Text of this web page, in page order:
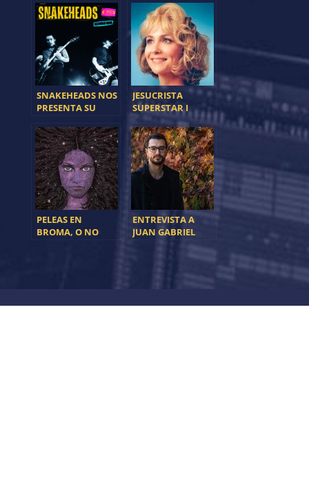
SNAKEHEADS NOS
PRESENTA SU
“BELCONNEN
HIGHS”
JESUCRISTA
SUPERSTAR I
PELEAS EN
BROMA, O NO
ENTREVISTA A
JUAN GABRIEL